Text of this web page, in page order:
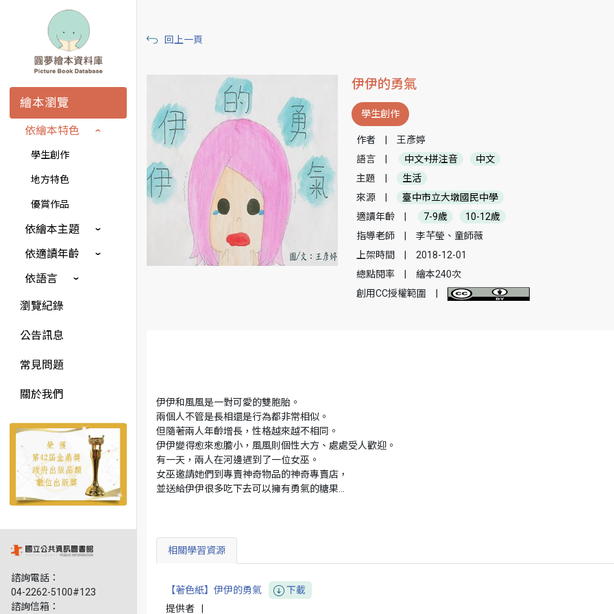
繪本瀏覽
依繪本特色
學生創作
地方特色
優賞作品
依繪本主題
依適讀年齡
依語言
瀏覽紀錄
公告訊息
常見問題
關於我們
諮詢電話：
04-2262-5100#123
諮詢信箱：
回上一頁
伊伊的勇氣
學生創作
作者
王彥婷
語言
中文+拼注音
中文
主題
生活
來源
臺中市立大墩國民中學
適讀年齡
7-9歲
10-12歲
指導老師
李芊瑩、童師薇
上架時間
2018-12-01
總點閱率
繪本240次
創用CC授權範圍
伊伊和風風是一對可愛的雙胞胎。
兩個人不管是長相還是行為都非常相似。
但隨著兩人年齡增長，性格越來越不相同。
伊伊變得愈來愈膽小，風風則個性大方、處處受人歡迎。
有一天，兩人在河邊遇到了一位女巫。
女巫邀請她們到專賣神奇物品的神奇專賣店，
並送給伊伊很多吃下去可以擁有勇氣的糖果…
相關學習資源
【著色紙】伊伊的勇氣
下載
提供者